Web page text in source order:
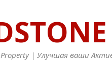
| Улучшая ваши